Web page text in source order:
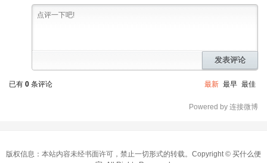
发表评论
已有 0 条评论 最新 最早 最佳
Powered by 连接微博
版权信息：本站内容未经书面许可，禁止一切形式的转载。Copyright © 买什么便